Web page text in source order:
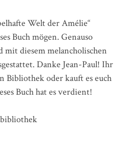
Welt der Amélie“
Buch mögen. Genauso
diesem melancholischen
Danke Jean-Paul! Ihr
Bibliothek oder kauft es euch
Buch hat es verdient!